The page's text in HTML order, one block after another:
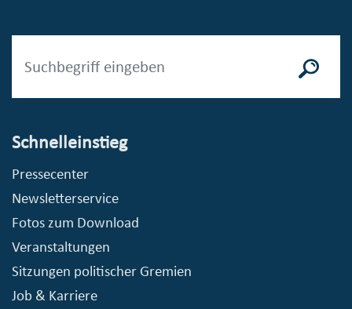
Schnelleinstieg
Pressecenter
Newsletterservice
Fotos zum Download
Veranstaltungen
Sitzungen politischer Gremien
Job & Karriere